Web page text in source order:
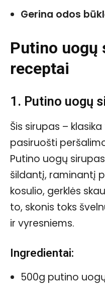
Gerina odos
Putino uogų
receptai
1. Putino uogų
Šis sirupas –
pasiruošti
Putino uogų
šildantį, raminantį
kosulio, gerklės
to, skonis toks
ir vyresniems.
Ingredientai:
500g putino